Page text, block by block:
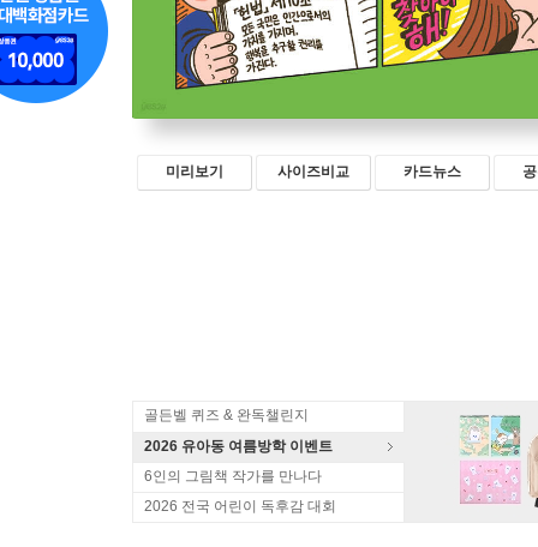
미리보기 사이즈비교 카드뉴스
골든벨 퀴즈 & 완독챌린지
2026 유아동 여름방학 이벤트
6인의 그림책 작가를 만나다
2026 전국 어린이 독후감 대회